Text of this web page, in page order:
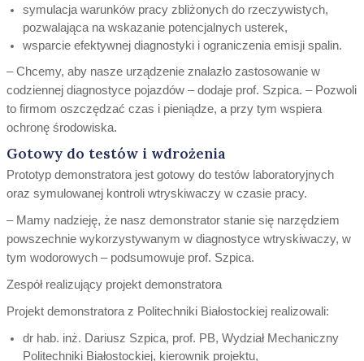
symulacja warunków pracy zbliżonych do rzeczywistych,
pozwalająca na wskazanie potencjalnych usterek,
wsparcie efektywnej diagnostyki i ograniczenia emisji spalin.
– Chcemy, aby nasze urządzenie znalazło zastosowanie w
codziennej diagnostyce pojazdów – dodaje prof. Szpica. – Pozwoli
to firmom oszczędzać czas i pieniądze, a przy tym wspiera
ochronę środowiska.
Gotowy do testów i wdrożenia
Prototyp demonstratora jest gotowy do testów laboratoryjnych
oraz symulowanej kontroli wtryskiwaczy w czasie pracy.
– Mamy nadzieję, że nasz demonstrator stanie się narzędziem
powszechnie wykorzystywanym w diagnostyce wtryskiwaczy, w
tym wodorowych – podsumowuje prof. Szpica.
Zespół realizujący projekt demonstratora
Projekt demonstratora z Politechniki Białostockiej realizowali:
dr hab. inż. Dariusz Szpica, prof. PB, Wydział Mechaniczny
Politechniki Białostockiej, kierownik projektu,